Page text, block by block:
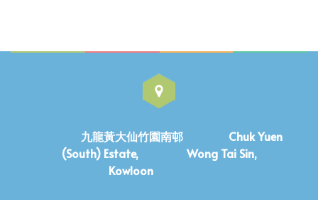
九龍黃大仙竹園南邨 Chuk Yuen
(South) Estate, Wong Tai Sin,
Kowloon